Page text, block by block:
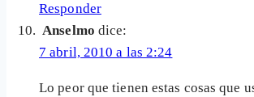
Responder
Anselmo dice:
7 abril, 2010 a las 2:24
Lo peor que tienen estas cosas que